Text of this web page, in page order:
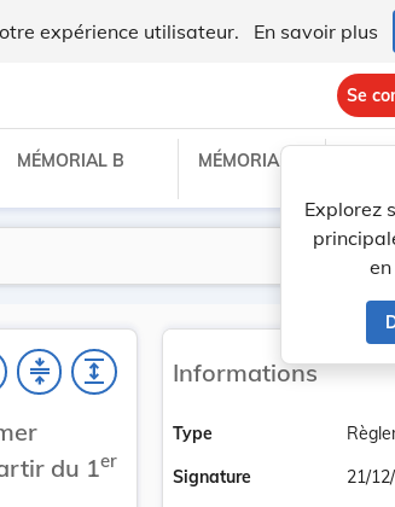
expérience utilisateur. En savoir plus
Se
Explorez
MÉMORIAL B MÉMORIAL C
Lancer
compress expand
du 1er
Informations
Type
Signature
21/